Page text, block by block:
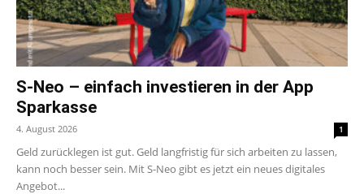
S-Neo – einfach investieren in der App
Sparkasse
4. August 2026 1
Geld zurücklegen ist gut. Geld langfristig für sich arbeiten zu lassen,
kann noch besser sein. Mit S-Neo gibt es jetzt ein neues digitales
Angebot...